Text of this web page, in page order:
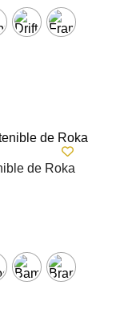
de Roka